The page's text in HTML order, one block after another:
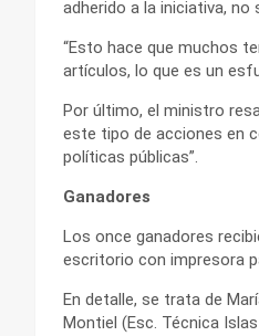
adherido a la iniciativa, no
“Esto hace que muchos
artículos, lo que es un
Por último, el ministro
este tipo de acciones en
políticas públicas”.
Ganadores
Los once ganadores
escritorio con impresora
En detalle, se trata de
Montiel (Esc. Técnica